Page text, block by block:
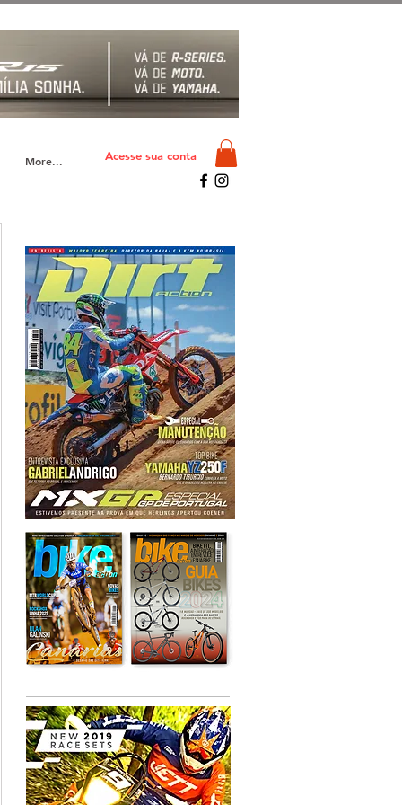
More... Acesse sua conta